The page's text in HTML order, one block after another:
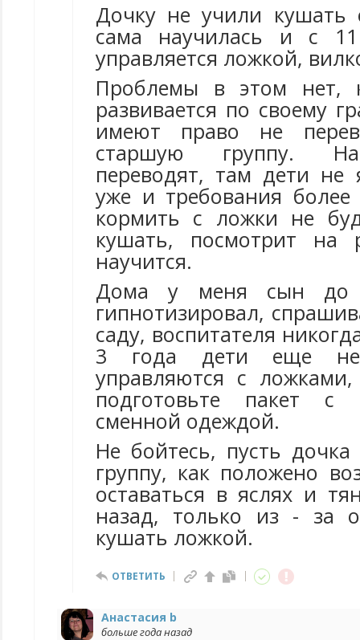
Дочку не учили кушать
сама научилась и с
управляется ложкой,
Проблемы в этом нет,
развивается по своему
имеют право не
старшую группу.
переводят, там дети
уже и требования
кормить с ложки не
кушать, посмотрит на
научится.
Дома у меня сын до
гипнотизировал,
саду, воспитателя
3 года дети еще
управляются с
подготовьте пакет с
сменной одеждой.
Не бойтесь, пусть
группу, как положено
оставаться в яслях и
назад, только из - за
кушать ложкой.
ОТВЕТИТЬ
Анастасия b
больше года назад